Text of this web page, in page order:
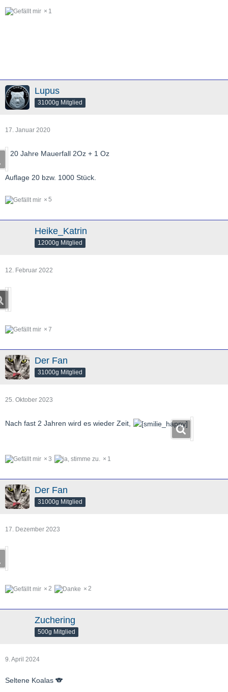
1
Lupus
31000g Mitglied
17. Januar 2020
20 Jahre Mauerfall 2Oz + 1 Oz
Auflage 20 bzw. 1000 Stück.
5
Heike_Katrin
12000g Mitglied
12. Februar 2022
7
Der Fan
31000g Mitglied
25. Oktober 2023
Nach fast 2 Jahren wird es wieder Zeit,
3 1
Der Fan
31000g Mitglied
17. Dezember 2023
2 2
Zuchering
500g Mitglied
9. April 2024
Seltene Koalas 🐨